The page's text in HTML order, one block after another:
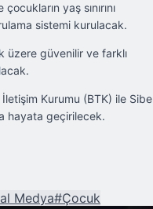
yaş sınırını
sistemi kurulacak.
üzere güvenilir ve farklı
Kurumu (BTK) ile
hayata geçirilecek.
Medya#Çocuk